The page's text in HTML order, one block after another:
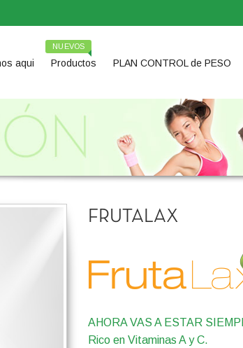
aqui Productos
NUEVOS
PLAN CONTROL de PESO
FRUTALAX
AHORA VAS A ESTAR
Rico en Vitaminas A y C.